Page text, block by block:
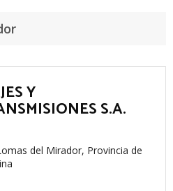
Y
S.A.
del Mirador, Provincia de